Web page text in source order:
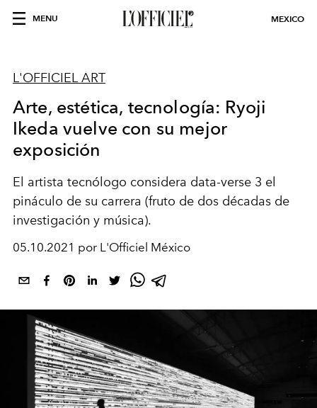
MENU MEXICO
L'OFFICIEL ART
Arte, estética, tecnología: Ryoji
Ikeda vuelve con su mejor
exposición
El artista tecnólogo considera data-verse 3 el
pináculo de su carrera (fruto de dos décadas de
investigación y música).
05.10.2021 por L'Officiel México